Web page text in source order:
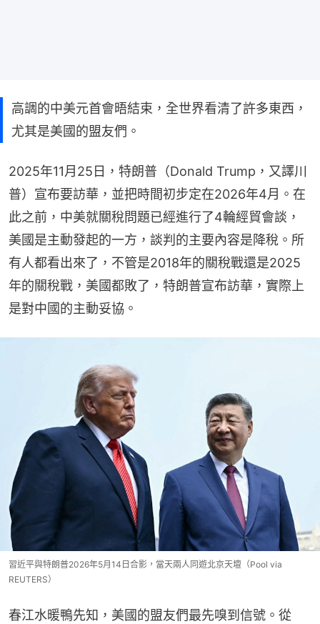
高調的中美元首會晤結束，全世界看清了許多東西，
尤其是美國的盟友們。
2025年11月25日，特朗普（Donald Trump，又譯川
普）宣布要訪華，並把時間初步定在2026年4月。在
此之前，中美就關稅問題已經進行了4輪經貿會談，
美國是主動發起的一方，談判的主要內容是降稅。所
有人都看出來了，不管是2018年的關稅戰還是2025
年的關稅戰，美國都敗了，特朗普宣布訪華，實際上
是對中國的主動妥協。
習近平與特朗普2026年5月14日合影，當天兩人同遊北京天壇（Pool via
REUTERS）
春江水暖鴨先知，美國的盟友們最先嗅到信號。從